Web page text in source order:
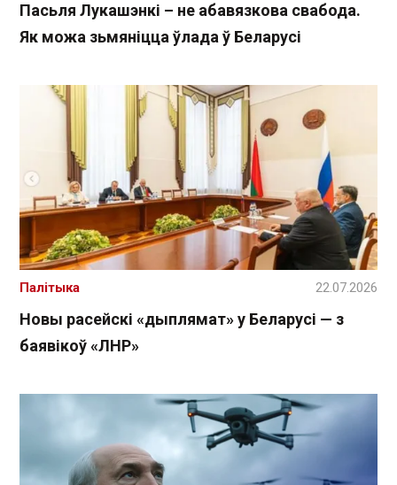
Пасьля Лукашэнкі – не абавязкова свабода.
Як можа зьмяніцца ўлада ў Беларусі
Новы расейскі «дыплямат» у Беларусі — з
баявікоў «ЛНР»
Палітыка 22.07.2026